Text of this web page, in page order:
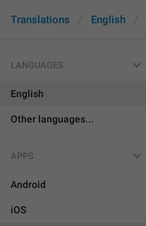
Translations English
LANGUAGES
English
Other languages...
APPS
Android
iOS